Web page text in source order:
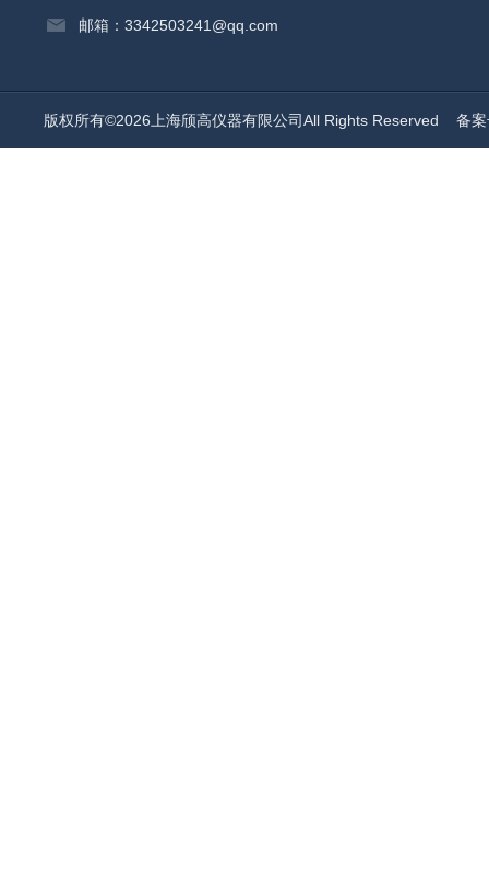
邮箱：3342503241@qq.com
版权所有©2026上海颀高仪器有限公司All Rights Reserved 备